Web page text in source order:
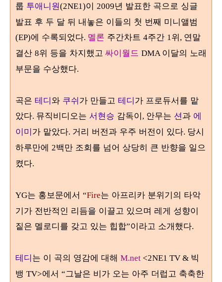
룹 투애니원(2NE1)이 2009년 발표한 곡으로 싱글
발표 후 두 달 뒤 내놓은 이들의 첫 번째 미니앨범
(EP)에 수록되었다. 멜론 주간차트 4주간 1위, 연말
결산 8위 등을 차지했고 싸이월드 DMA 이달의 노래
부문을 수상했다.
곡은 테디와 쿠쉬가 만들고 테디가 프로듀서를 맡
았다. 뮤직비디오는 서현승 감독이, 안무는 션과 에
이미가 맡았다. 거리 버전과 우주 버전이 있다. 당시
하루만에 2백만 조회를 넘어 상당히 큰 반향을 일으
켰다.
YG는 홍보문에서 “Fire는 아프리카 분위기의 타악
기가 전반적인 리듬을 이끌고 있으며 레게 성향이
짙은 멜로디를 갖고 있는 힙합”이라고 소개했다.
테디는 이 곡의 영감에 대해 M.net <2NE1 TV & 빅
뱅 TV>에서 “그날은 비가 오는 아주 더럽고 축축한